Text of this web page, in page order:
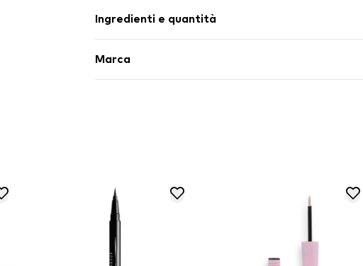
Ingredienti e quantità
Marca